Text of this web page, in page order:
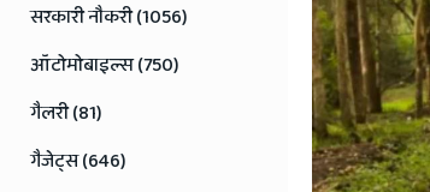
सरकारी नौकरी (1056)
ऑटोमोबाइल्स (750)
गैलरी (81)
गैजेट्स (646)